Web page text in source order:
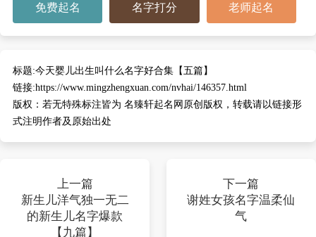
免费起名 名字打分 老师起名
标题:今天婴儿出生叫什么名字好合集【五篇】
链接:https://www.mingzhengxuan.com/nvhai/146357.html
版权： 若无特殊标注皆为 名臻轩起名网原创版权，转载请以链接形
式注明作者及原始出处
上一篇
新生儿洋气独一无二
的新生儿名字爆款
【九篇】
下一篇
谢姓女孩名字温柔仙
气